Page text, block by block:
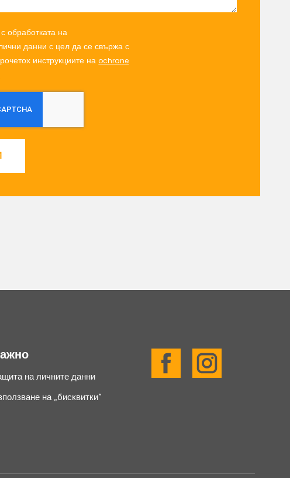
обработката на
данни с цел да се свържа с
инструкциите наochrane
на личните данни
на „бисквитки“